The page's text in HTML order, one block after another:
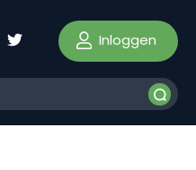
Inloggen